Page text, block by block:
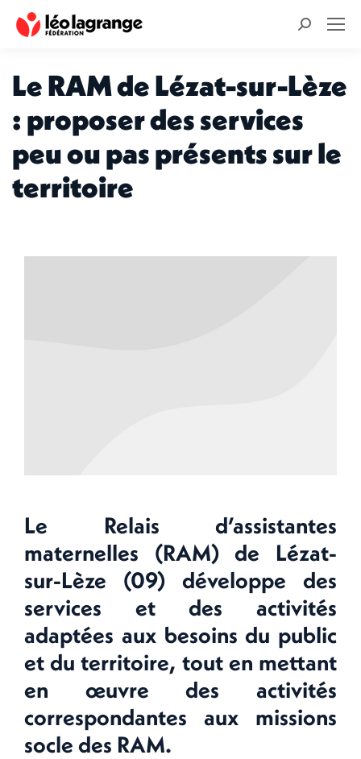
Recherche
Le RAM de Lézat-sur-Lèze
: proposer des services
peu ou pas présents sur le
territoire
Le Relais d’assistantes
maternelles (RAM) de Lézat-
sur-Lèze (09) développe des
services et des activités
adaptées aux besoins du public
et du territoire, tout en mettant
en œuvre des activités
correspondantes aux missions
socle des RAM.